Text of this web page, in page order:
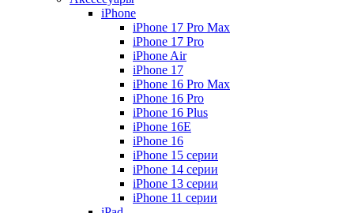
iPhone
iPhone 17 Pro Max
iPhone 17 Pro
iPhone Air
iPhone 17
iPhone 16 Pro Max
iPhone 16 Pro
iPhone 16 Plus
iPhone 16E
iPhone 16
iPhone 15 серии
iPhone 14 серии
iPhone 13 серии
iPhone 11 серии